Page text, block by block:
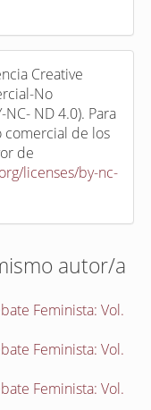
Creative
No
ND 4.0). Para
comercial de los
de
licenses/by-nc-
autor/a
Feminista: Vol.
Feminista: Vol.
Feminista: Vol.